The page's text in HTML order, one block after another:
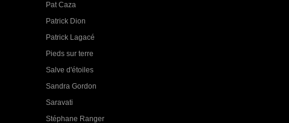
Pat Caza
Patrick Dion
Patrick Lagacé
Pieds sur terre
Salve d'étoiles
Sandra Gordon
Saravati
Stéphane Ranger